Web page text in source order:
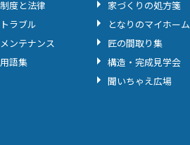
度と法律
ラブル
ンテナンス
語集
家づくりの処方箋
となりのマイホーム
匠の間取り集
構造・完成見学会
聞いちゃえ広場